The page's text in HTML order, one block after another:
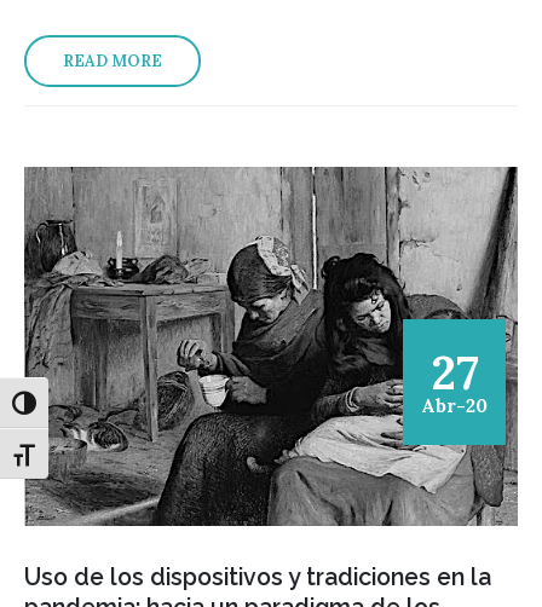
Alternar alto contraste
Alternar tamaño de letra
READ MORE
27
Abr-20
Uso de los dispositivos y tradiciones en la